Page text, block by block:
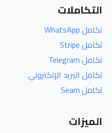
التكاملات
تكامل WhatsApp
تكامل Stripe
تكامل Telegram
تكامل البريد الإلكتروني
تكامل Seam
الميزات